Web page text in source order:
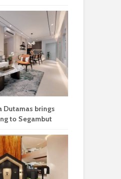
Dutamas brings
to Segambut